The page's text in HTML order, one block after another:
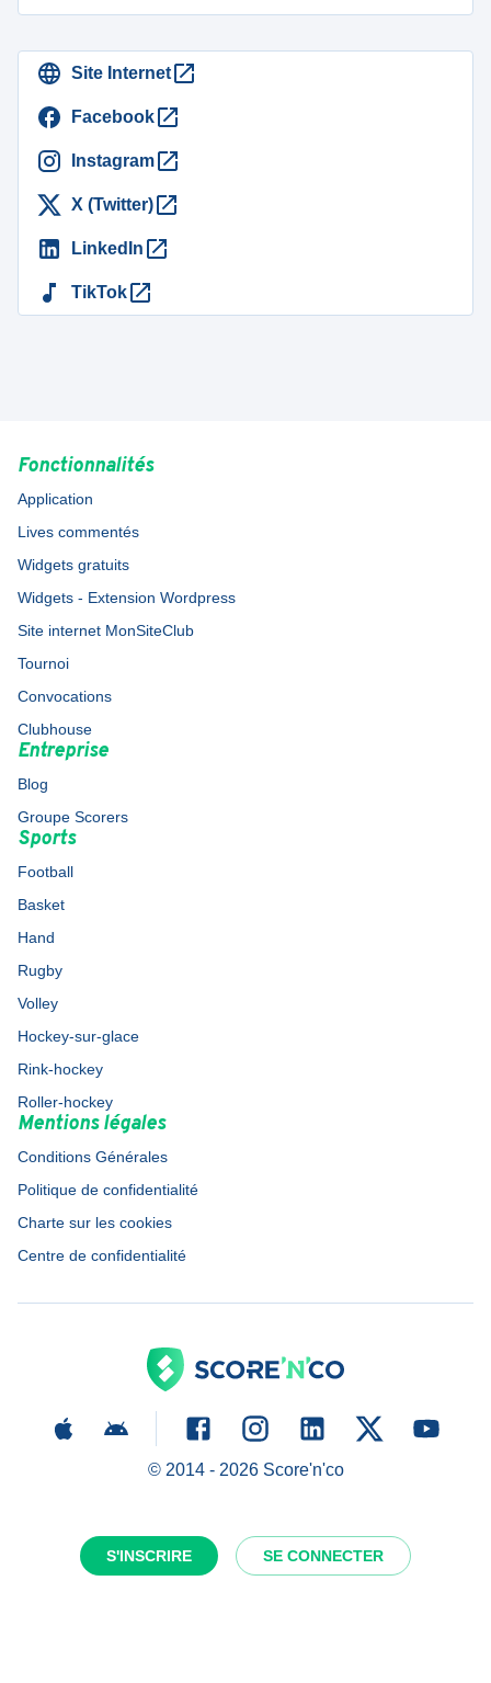
S'INSCRIRE SE CONNECTER
Site Internet
Facebook
Instagram
X (Twitter)
LinkedIn
TikTok
Fonctionnalités
Application
Lives commentés
Widgets gratuits
Widgets - Extension Wordpress
Site internet MonSiteClub
Tournoi
Convocations
Clubhouse
Entreprise
Blog
Groupe Scorers
Sports
Football
Basket
Hand
Rugby
Volley
Hockey-sur-glace
Rink-hockey
Roller-hockey
Mentions légales
Conditions Générales
Politique de confidentialité
Charte sur les cookies
Centre de confidentialité
© 2014 - 2026Score'n'co